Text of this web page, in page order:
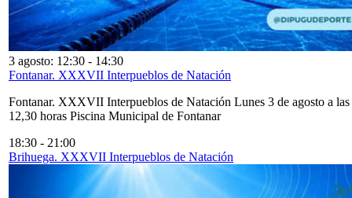
3 agosto: 12:30 - 14:30
Fontanar. XXXVII Interpueblos de Natación
Fontanar. XXXVII Interpueblos de Natación Lunes 3 de agosto a las
12,30 horas Piscina Municipal de Fontanar
18:30 - 21:00
Brihuega. XXXVII Interpueblos de Natación